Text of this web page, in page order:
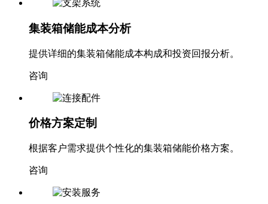
集装箱储能成本分析
提供详细的集装箱储能成本构成和投资回报分析。
咨询
价格方案定制
根据客户需求提供个性化的集装箱储能价格方案。
咨询